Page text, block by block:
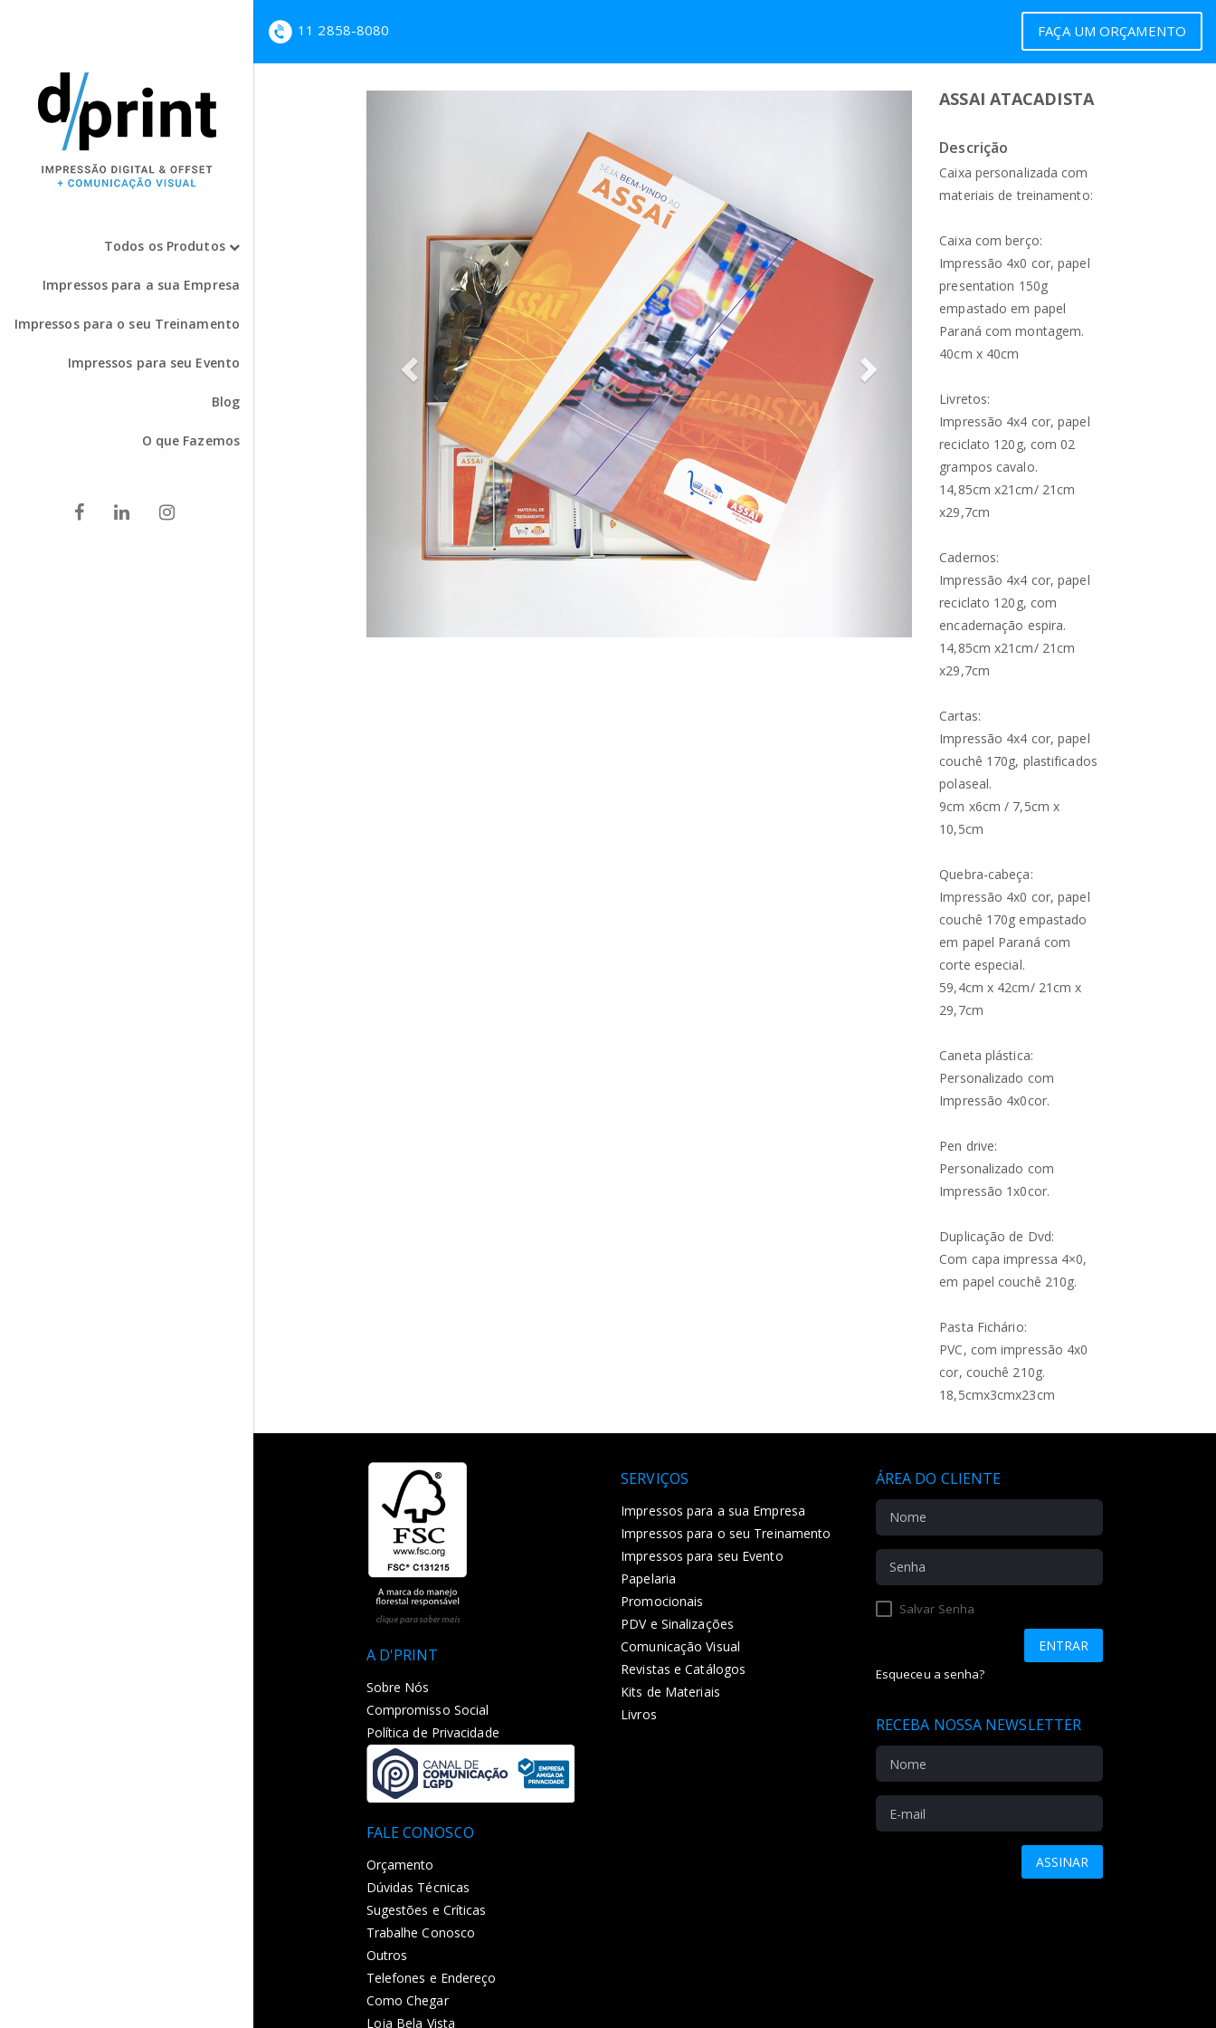
Todos os Produtos
Impressos para a sua Empresa
Impressos para o seu Treinamento
Impressos para seu Evento
Blog
O que Fazemos
11 2858-8080 FAÇA UM ORÇAMENTO
PróximoASSAI ATACADISTA
Descrição
Caixa personalizada com
materiais de treinamento:
Caixa com berço:
Impressão 4x0 cor, papel
presentation 150g
empastado em papel
Paraná com montagem.
40cm x 40cm
Livretos:
Impressão 4x4 cor, papel
reciclato 120g, com 02
grampos cavalo.
14,85cm x21cm/ 21cm
x29,7cm
Cadernos:
Impressão 4x4 cor, papel
reciclato 120g, com
encadernação espira.
14,85cm x21cm/ 21cm
x29,7cm
Cartas:
Impressão 4x4 cor, papel
couchê 170g, plastificados
polaseal.
9cm x6cm / 7,5cm x
10,5cm
Quebra-cabeça:
Impressão 4x0 cor, papel
couchê 170g empastado
em papel Paraná com
corte especial.
59,4cm x 42cm/ 21cm x
29,7cm
Caneta plástica:
Personalizado com
Impressão 4x0cor.
Pen drive:
Personalizado com
Impressão 1x0cor.
Duplicação de Dvd:
Com capa impressa 4×0,
em papel couchê 210g.
Pasta Fichário:
PVC, com impressão 4x0
cor, couchê 210g.
18,5cmx3cmx23cm
A D'PRINT
Sobre Nós
Compromisso Social
Política de Privacidade
FALE CONOSCO
Orçamento
Dúvidas Técnicas
Sugestões e Críticas
Trabalhe Conosco
Outros
Telefones e Endereço
Como Chegar
Loja Bela Vista
SERVIÇOS
Impressos para a sua Empresa
Impressos para o seu Treinamento
Impressos para seu Evento
Papelaria
Promocionais
PDV e Sinalizações
Comunicação Visual
Revistas e Catálogos
Kits de Materiais
Livros
ÁREA DO CLIENTE
Salvar Senha
Esqueceu a senha?
RECEBA NOSSA NEWSLETTER